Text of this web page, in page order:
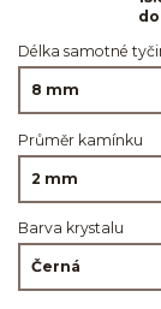
Délka samotné
Průměr kamínku
Barva krystalu